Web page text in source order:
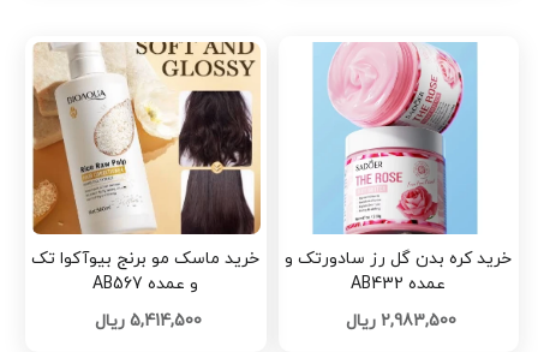
خرید کره بدن گل رز سادورتک و
عمده AB432
2,983,500 ریال
خرید ماسک مو برنج بیوآکوا تک
و عمده AB567
5,414,500 ریال